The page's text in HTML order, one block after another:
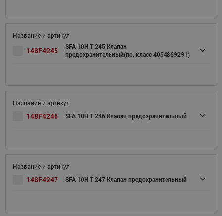
148F4245
SFA 10H T 245 Клапан
предохранительный(пр. класс 4054869291)
148F4246 SFA 10H T 246 Клапан предохранительный
148F4247 SFA 10H T 247 Клапан предохранительный